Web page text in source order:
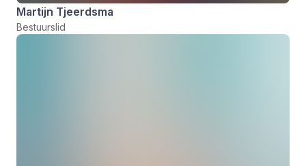
Martijn Tjeerdsma
Bestuurslid